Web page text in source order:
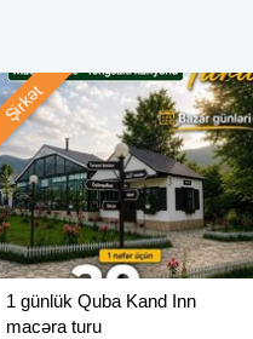
1 günlük Quba Kand Inn
macəra turu
Şirkət